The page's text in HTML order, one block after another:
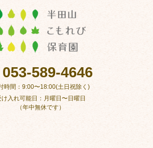
053-589-4646
時間：9:00〜18:00(土日祝除く)
け入れ可能日：月曜日〜日曜日
（年中無休です）